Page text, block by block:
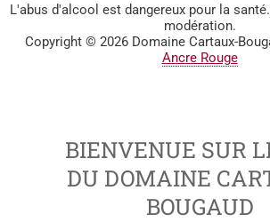
L'abus d'alcool est dangereux pour la
modération.
Copyright © 2026 Domaine Cartaux-
Ancre Rouge
BIENVENUE SUR
DU DOMAINE
BOUGAUD